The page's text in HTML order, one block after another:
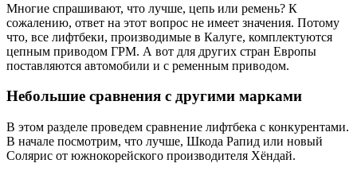
Многие спрашивают, что лучше, цепь или ремень? К
сожалению, ответ на этот вопрос не имеет значения. Потому
что, все лифтбеки, производимые в Калуге, комплектуются
цепным приводом ГРМ. А вот для других стран Европы
поставляются автомобили и с ременным приводом.
Небольшие сравнения с другими марками
В этом разделе проведем сравнение лифтбека с конкурентами.
В начале посмотрим, что лучше, Шкода Рапид или новый
Солярис от южнокорейского производителя Хёндай.